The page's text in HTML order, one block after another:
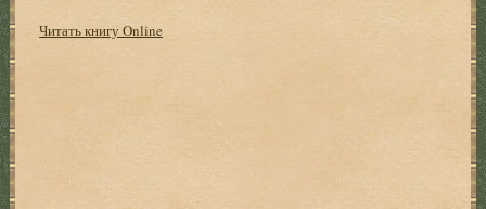
Читать книгу Online